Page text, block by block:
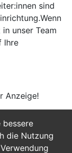
bessere
die Nutzung
sind
unser Team
Ihre
Anzeige!